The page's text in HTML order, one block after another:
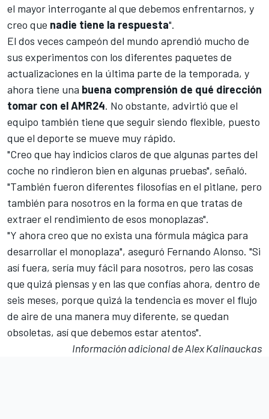
el mayor interrogante al que debemos enfrentarnos, y
creo que nadie tiene la respuesta".
El dos veces campeón del mundo aprendió mucho de
sus experimentos con los diferentes paquetes de
actualizaciones en la última parte de la temporada, y
ahora tiene una buena comprensión de qué dirección
tomar con el AMR24. No obstante, advirtió que el
equipo también tiene que seguir siendo flexible, puesto
que el deporte se mueve muy rápido.
"Creo que hay indicios claros de que algunas partes del
coche no rindieron bien en algunas pruebas", señaló.
"También fueron diferentes filosofías en el pitlane, pero
también para nosotros en la forma en que tratas de
extraer el rendimiento de esos monoplazas".
"Y ahora creo que no exista una fórmula mágica para
desarrollar el monoplaza", aseguró Fernando Alonso. "Si
así fuera, sería muy fácil para nosotros, pero las cosas
que quizá piensas y en las que confías ahora, dentro de
seis meses, porque quizá la tendencia es mover el flujo
de aire de una manera muy diferente, se quedan
obsoletas, así que debemos estar atentos".
Información adicional de Alex Kalinauckas